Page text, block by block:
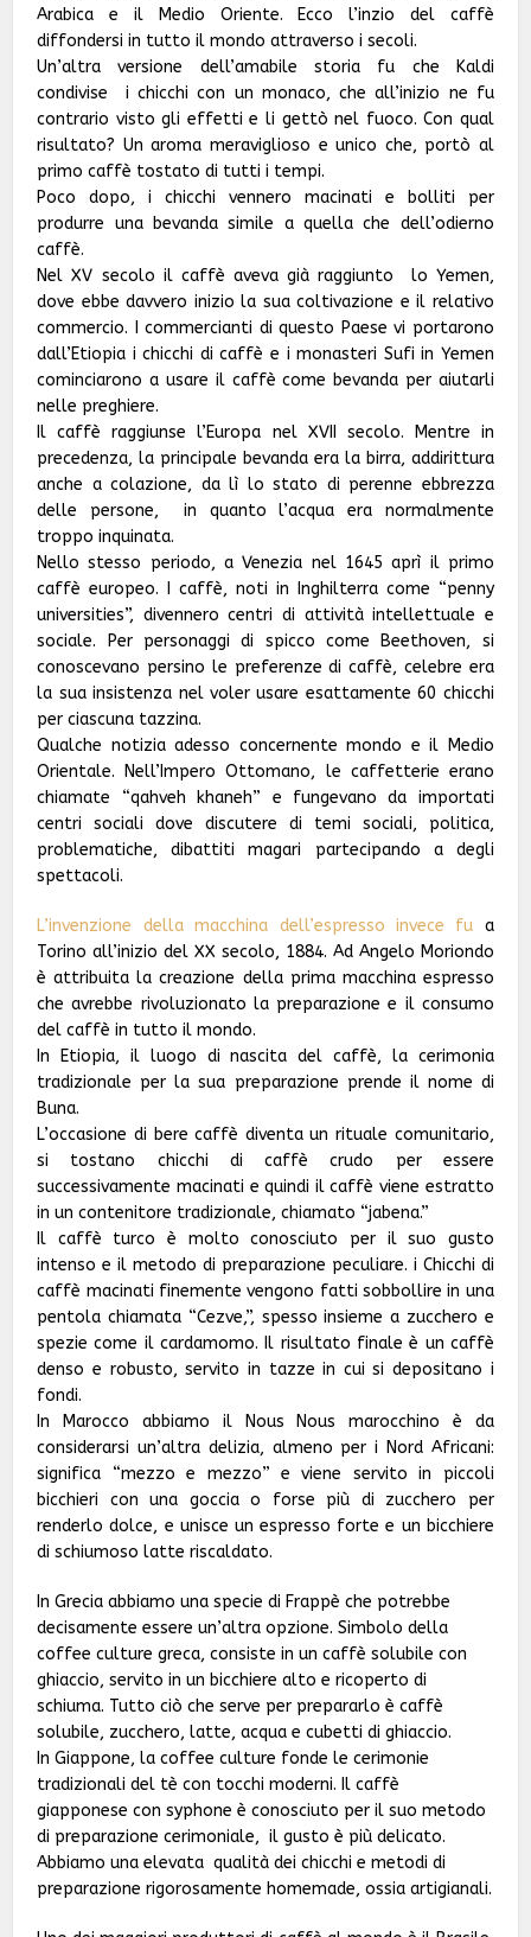
Arabica e il Medio Oriente. Ecco l’inzio del caffè
diffondersi in tutto il mondo attraverso i secoli.
Un’altra versione dell’amabile storia fu che Kaldi
condivise i chicchi con un monaco, che all’inizio ne fu
contrario visto gli effetti e li gettò nel fuoco. Con qual
risultato? Un aroma meraviglioso e unico che, portò al
primo caffè tostato di tutti i tempi.
Poco dopo, i chicchi vennero macinati e bolliti per
produrre una bevanda simile a quella che dell’odierno
caffè.
Nel XV secolo il caffè aveva già raggiunto lo Yemen,
dove ebbe davvero inizio la sua coltivazione e il relativo
commercio. I commercianti di questo Paese vi portarono
dall’Etiopia i chicchi di caffè e i monasteri Sufi in Yemen
cominciarono a usare il caffè come bevanda per aiutarli
nelle preghiere.
Il caffè raggiunse l’Europa nel XVII secolo. Mentre in
precedenza, la principale bevanda era la birra, addirittura
anche a colazione, da lì lo stato di perenne ebbrezza
delle persone, in quanto l’acqua era normalmente
troppo inquinata.
Nello stesso periodo, a Venezia nel 1645 aprì il primo
caffè europeo. I caffè, noti in Inghilterra come “penny
universities”, divennero centri di attività intellettuale e
sociale. Per personaggi di spicco come Beethoven, si
conoscevano persino le preferenze di caffè, celebre era
la sua insistenza nel voler usare esattamente 60 chicchi
per ciascuna tazzina.
Qualche notizia adesso concernente mondo e il Medio
Orientale. Nell’Impero Ottomano, le caffetterie erano
chiamate “qahveh khaneh” e fungevano da importati
centri sociali dove discutere di temi sociali, politica,
problematiche, dibattiti magari partecipando a degli
spettacoli.
L’invenzione della macchina dell’espresso invece fu a
Torino all’inizio del XX secolo, 1884. Ad Angelo Moriondo
è attribuita la creazione della prima macchina espresso
che avrebbe rivoluzionato la preparazione e il consumo
del caffè in tutto il mondo.
In Etiopia, il luogo di nascita del caffè, la cerimonia
tradizionale per la sua preparazione prende il nome di
Buna.
L’occasione di bere caffè diventa un rituale comunitario,
si tostano chicchi di caffè crudo per essere
successivamente macinati e quindi il caffè viene estratto
in un contenitore tradizionale, chiamato “jabena.”
Il caffè turco è molto conosciuto per il suo gusto
intenso e il metodo di preparazione peculiare. i Chicchi di
caffè macinati finemente vengono fatti sobbollire in una
pentola chiamata “Cezve,”, spesso insieme a zucchero e
spezie come il cardamomo. Il risultato finale è un caffè
denso e robusto, servito in tazze in cui si depositano i
fondi.
In Marocco abbiamo il Nous Nous marocchino è da
considerarsi un’altra delizia, almeno per i Nord Africani:
significa “mezzo e mezzo” e viene servito in piccoli
bicchieri con una goccia o forse più di zucchero per
renderlo dolce, e unisce un espresso forte e un bicchiere
di schiumoso latte riscaldato.
In Grecia abbiamo una specie di Frappè che potrebbe
decisamente essere un’altra opzione. Simbolo della
coffee culture greca, consiste in un caffè solubile con
ghiaccio, servito in un bicchiere alto e ricoperto di
schiuma. Tutto ciò che serve per prepararlo è caffè
solubile, zucchero, latte, acqua e cubetti di ghiaccio.
In Giappone, la coffee culture fonde le cerimonie
tradizionali del tè con tocchi moderni. Il caffè
giapponese con syphone è conosciuto per il suo metodo
di preparazione cerimoniale, il gusto è più delicato.
Abbiamo una elevata qualità dei chicchi e metodi di
preparazione rigorosamente homemade, ossia artigianali.